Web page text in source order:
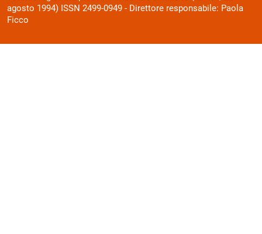
agosto 1994) ISSN 2499-0949 - Direttore responsabile: Paola
Ficco